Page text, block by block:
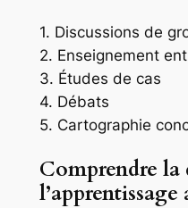
1. Discussions de
2. Enseignement
3. Études de cas
4. Débats
5. Cartographie
Comprendre la